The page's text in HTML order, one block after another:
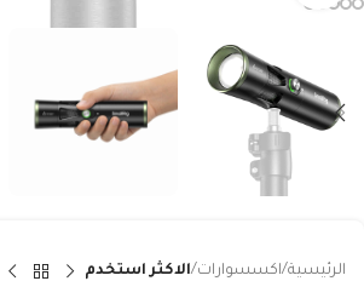
الرئيسية اكسسوارات الاكثر استخدم